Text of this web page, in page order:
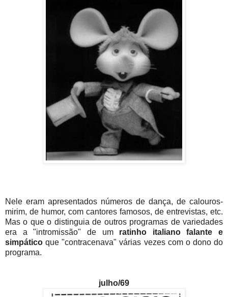
Nele eram apresentados números de dança, de calouros-
mirim, de humor, com cantores famosos, de entrevistas, etc.
Mas o que o distinguia de outros programas de variedades
era a "intromissão" de um ratinho italiano falante e
simpático que "contracenava" várias vezes com o dono do
programa.
julho/69